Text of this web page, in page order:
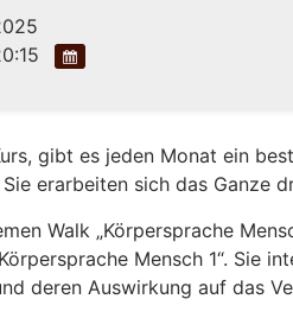
gibt es jeden Monat ein
erarbeiten sich das Ganze
Walk „Körpersprache
Mensch 1“. Sie
deren Auswirkung auf das